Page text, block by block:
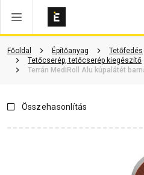
Főoldal Építőanyag
Tetőfedés
Tetőcserép, tetőcserép kiegészítő
Terrán MediRoll Alu kúpalátét
Vásárlói vélemények Kérdések
Összehasonlítás